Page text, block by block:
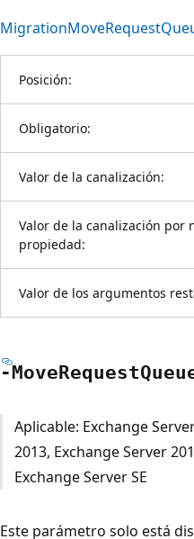
MigrationMoveRequest
Posición:
Obligatorio:
Valor de la canalización:
Valor de la canalización por
propiedad:
Valor de los argumentos
-MoveRequest
Aplicable: Exchange
2013, Exchange Server
Exchange Server SE
Este parámetro solo está